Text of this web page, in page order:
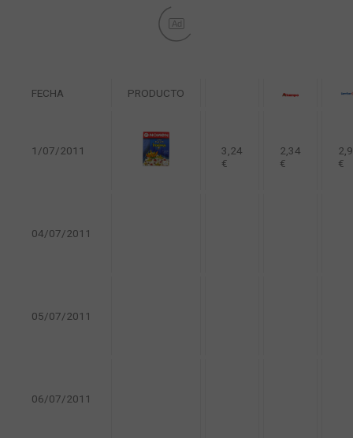
Ad
FECHA PRODUCTO
1/07/2011
3,24
€
2,34
€
€
04/07/2011
05/07/2011
06/07/2011